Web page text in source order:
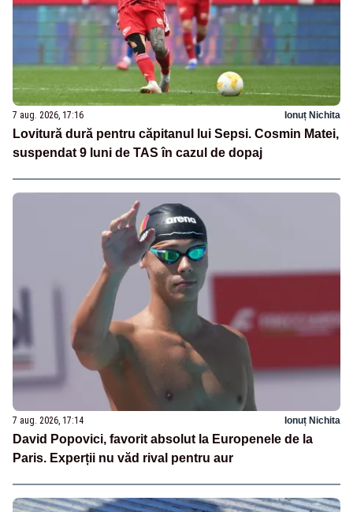
7 aug. 2026, 17:16 Ionuț Nichita
Lovitură dură pentru căpitanul lui Sepsi. Cosmin Matei,
suspendat 9 luni de TAS în cazul de dopaj
7 aug. 2026, 17:14 Ionuț Nichita
David Popovici, favorit absolut la Europenele de la
Paris. Experții nu văd rival pentru aur